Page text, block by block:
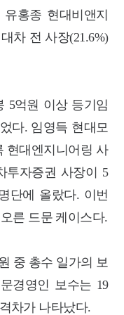
홍종 현대비앤지
차 전 사장(21.6%)
5억원 이상 등기임
다. 임영득 현대모
현대엔지니어링 사
투자증권 사장이 5
단에 올랐다. 이번
른 드문 케이스다.
중 총수 일가의 보
경영인 보수는 19
차가 나타났다.